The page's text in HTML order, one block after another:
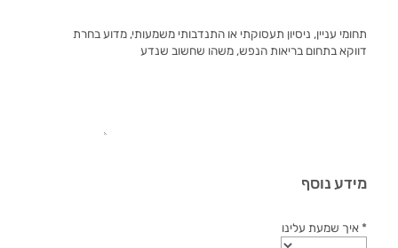
תחומי עניין, ניסיון תעסוקתי או התנדבותי משמעותי, מדוע בחרת
דווקא בתחום בריאות הנפש, משהו שחשוב שנדע
מידע נוסף
* איך שמעת עלינו